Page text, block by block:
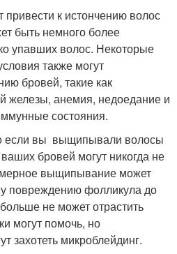
привести к истончению волос
быть немного более
упавших волос. Некоторые
также могут
бровей, такие как
железы, анемия, недоедание и
состояния.
если вы выщипывали волосы
бровей могут никогда не
выщипывание может
повреждению фолликула до
не может отрастить
могут помочь, но
захотеть микроблейдинг.